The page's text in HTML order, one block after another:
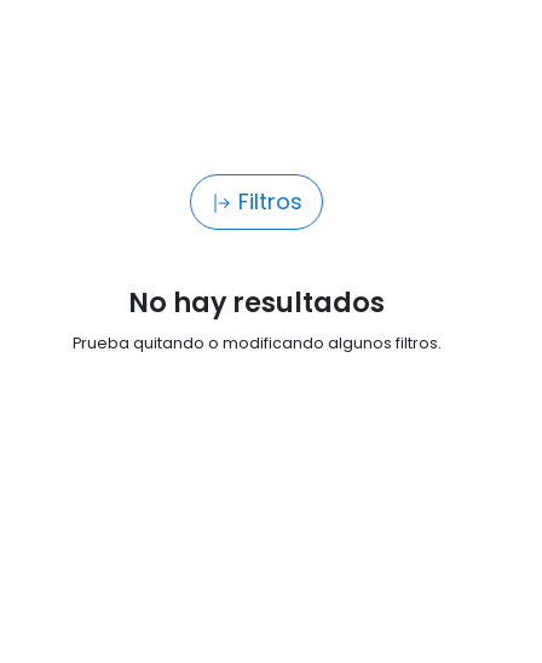
Filtros
No hay resultados
Prueba quitando o modificando algunos filtros.